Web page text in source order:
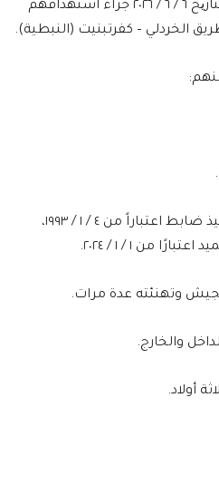
العلي غزال الذين استشهدوا بتاریخ ٦ / ٦ / ٢٠٢٦ جرّاء استهدافهم
الخردلي – كفرتبنيت (النبطية).
– تطوع في الجيش بصفة تلميذ ضابط اعتباراً من ٤ / ١ / ١٩٩٣،
من ١ / ١ / ٢٠٢٤.
وتهنئته عدة مرات.
والخارج.
أولاد.